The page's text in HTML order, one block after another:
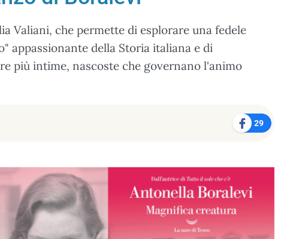
Valiani, che permette di esplorare una fedele
appassionante della Storia italiana e di
più intime, nascoste che governano l'animo
29